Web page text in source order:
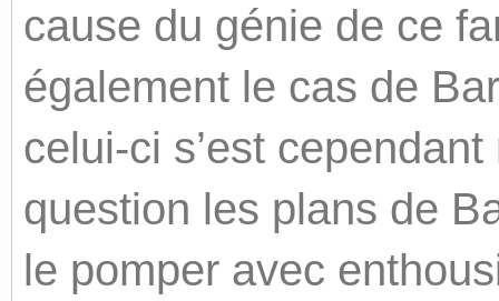
cause du génie de ce
également le cas de
celui-ci s’est
question les plans de
le pomper avec